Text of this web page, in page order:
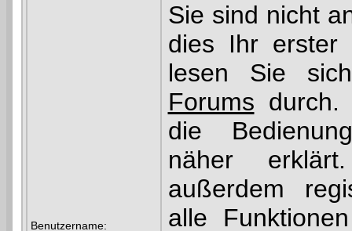
Benutzername:
Sie sind nicht
dies Ihr erster
lesen Sie
Forums durch.
die
näher
außerdem
alle